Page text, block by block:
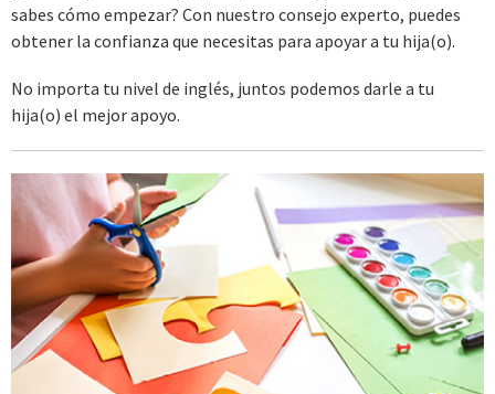
sabes cómo empezar? Con nuestro consejo experto, puedes
obtener la confianza que necesitas para apoyar a tu hija(o).
No importa tu nivel de inglés, juntos podemos darle a tu
hija(o) el mejor apoyo.